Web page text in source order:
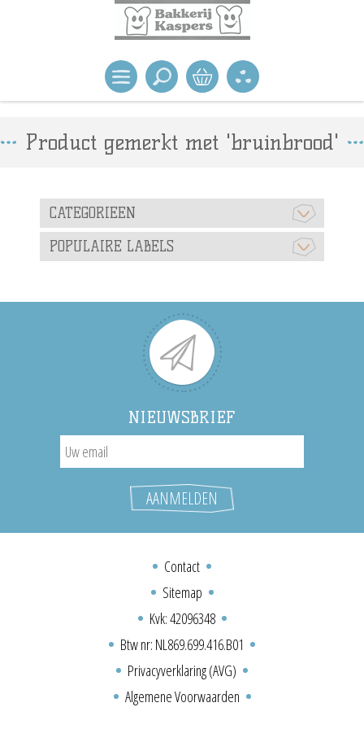
Product gemerkt met 'bruinbrood'
CATEGORIEEN
POPULAIRE LABELS
NIEUWSBRIEF
Contact
Sitemap
Kvk: 42096348
Btw nr: NL869.699.416.B01
Privacyverklaring (AVG)
Algemene Voorwaarden